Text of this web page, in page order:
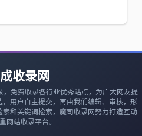
收录网
免费收录各行业优秀站点，为广大网友提
用户自主提交，再由我们编辑、审核，形
和关键词检索，魔司收录网努力打造互动
网站收录平台。